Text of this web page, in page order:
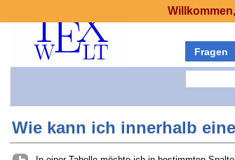
Fragen
Wie kann ich innerhalb